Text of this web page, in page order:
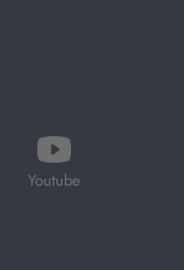
Youtube
öffnet
in